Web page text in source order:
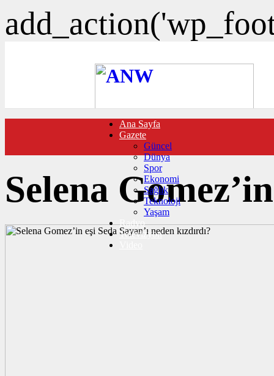
FOTO GALERİ
VIDEO GALERİ
TRAFİK DURUMU
NÖBETÇİ ECZANELER
CANLI SONUÇLAR
HABER GÖNDER
BURÇLAR
İLETİŞİM
Ana Sayfa
Gazete
Güncel
Dünya
Spor
Ekonomi
Sağlık
Teknoloji
Yaşam
Radyo
Televizyon
Selena